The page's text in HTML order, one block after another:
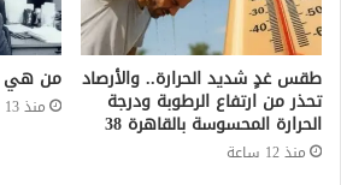
طقس غدٍ شديد الحرارة.. والأرصاد
تحذر من ارتفاع الرطوبة ودرجة
الحرارة المحسوسة بالقاهرة 38
منذ 12 ساعة
من هي
منذ 13 ساعة